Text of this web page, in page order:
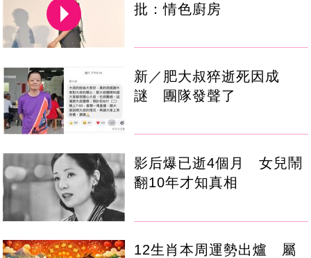
批：情色廚房
新／肥大叔猝逝死因成
謎 團隊發聲了
影后爆已逝4個月 女兒鬧
翻10年才知真相
12生肖本周運勢出爐 屬